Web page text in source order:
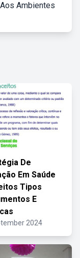
Ambientes
De
Em Saúde
Tipos
E
2024